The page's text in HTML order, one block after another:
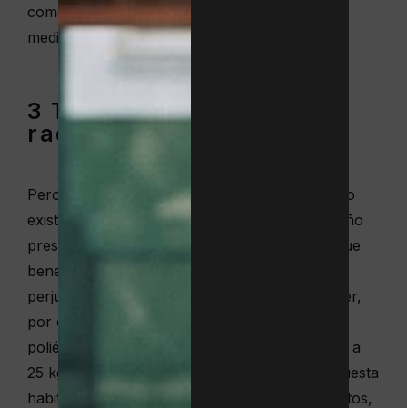
comercializan tensiómetros mecánicos y
medidores electrónicos de alta precisión.
3 Tipos de cordaje para
raquetas de tenis
Pero ¿Cuál es el mejor cordaje para tenis
? No
existe una respuesta definitiva, pues cada diseño
presenta una serie de características únicas que
beneficiarán el estilo de unos tenistas o
perjudicarán el de otros. El suizo Roger Federer,
por ejemplo, emplea un cordaje híbrido de
poliéster y tripa natural, con tensiones de 25,5 a
25 kg, mientras que el balear Rafael Nadal apuesta
habitualmente por un cordaje de monofilamentos,